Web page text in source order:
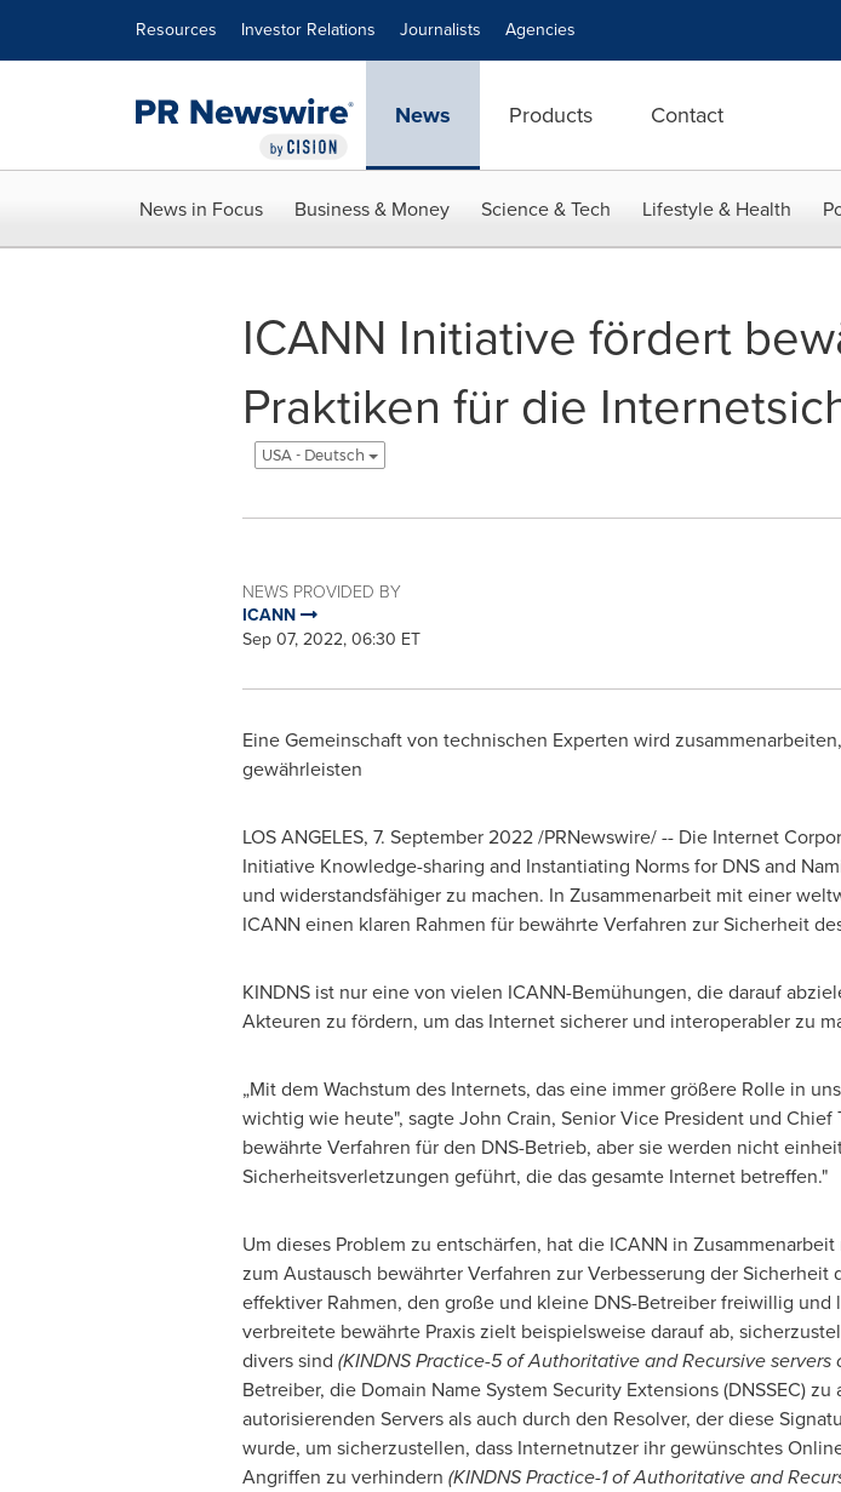
Resources Investor Relations Journalists Agencies
News Products Contact
News in Focus Business & Money Science & Tech Lifestyle & Health
ICANN Initiative fördert
Praktiken für die
USA - Deutsch
NEWS PROVIDED BY
ICANN
Sep 07, 2022, 06:30 ET
Eine Gemeinschaft von technischen Experten wird
gewährleisten
LOS ANGELES, 7. September 2022/PRNewswire/ -- Die Internet
Initiative Knowledge-sharing and Instantiating Norms for DNS and
und widerstandsfähiger zu machen. In Zusammenarbeit mit einer
ICANN einen klaren Rahmen für bewährte Verfahren zur Sicherheit
KINDNS ist nur eine von vielen ICANN-Bemühungen, die darauf
Akteuren zu fördern, um das Internet sicherer und interoperabler zu
„Mit dem Wachstum des Internets, das eine immer größere Rolle in
wichtig wie heute", sagteJohn Crain, Senior Vice President und
bewährte Verfahren für den DNS-Betrieb, aber sie werden nicht
Sicherheitsverletzungen geführt, die das gesamte Internet betreffen."
Um dieses Problem zu entschärfen, hat die ICANN in
zum Austausch bewährter Verfahren zur Verbesserung der
effektiver Rahmen, den große und kleine DNS-Betreiber freiwillig
verbreitete bewährte Praxis zielt beispielsweise darauf ab,
divers sind (KINDNS Practice-5 of Authoritative and Recursive servers
Betreiber, die Domain Name System Security Extensions (DNSSEC)
autorisierenden Servers als auch durch den Resolver, der diese
wurde, um sicherzustellen, dass Internetnutzer ihr gewünschtes
Angriffen zu verhindern (KINDNS Practice-1 of Authoritative and